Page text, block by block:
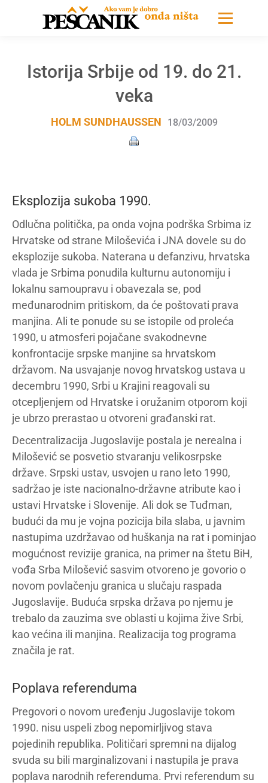
Istorija Srbije od 19. do 21.
veka
HOLM SUNDHAUSSEN 18/03/2009
Eksplozija sukoba 1990.
Odlučna politička, pa onda vojna podrška Srbima iz
Hrvatske od strane Miloševića i JNA dovele su do
eksplozije sukoba. Naterana u defanzivu, hrvatska
vlada je Srbima ponudila kulturnu autonomiju i
lokalnu samoupravu i obavezala se, pod
međunarodnim pritiskom, da će poštovati prava
manjina. Ali te ponude su se istopile od proleća
1990, u atmosferi pojačane svakodnevne
konfrontacije srpske manjine sa hrvatskom
državom. Na usvajanje novog hrvatskog ustava u
decembru 1990, Srbi u Krajini reagovali su
otcepljenjem od Hrvatske i oružanim otporom koji
je ubrzo prerastao u otvoreni građanski rat.
Decentralizacija Jugoslavije postala je nerealna i
Milošević se posvetio stvaranju velikosrpske
države. Srpski ustav, usvojen u rano leto 1990,
sadržao je iste nacionalno-državne atribute kao i
ustavi Hrvatske i Slovenije. Ali dok se Tuđman,
budući da mu je vojna pozicija bila slaba, u javnim
nastupima uzdržavao od huškanja na rat i pominjao
mogućnost revizije granica, na primer na štetu BiH,
vođa Srba Milošević sasvim otvoreno je govorio o
novom povlačenju granica u slučaju raspada
Jugoslavije. Buduća srpska država po njemu je
trebalo da zauzima sve oblasti u kojima žive Srbi,
kao većina ili manjina. Realizacija tog programa
značila je rat.
Poplava referenduma
Pregovori o novom uređenju Jugoslavije tokom
1990. nisu uspeli zbog nepomirljivog stava
pojedinih republika. Političari spremni na dijalog
svuda su bili marginalizovani i nastupila je prava
poplava narodnih referenduma. Prvi referendum su